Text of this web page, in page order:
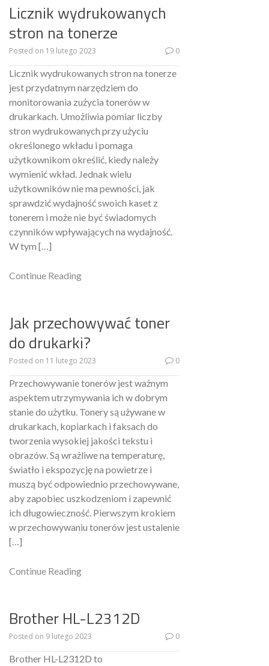
Licznik wydrukowanych
stron na tonerze
Posted on 19 lutego 2023 0
Licznik wydrukowanych stron na tonerze
jest przydatnym narzędziem do
monitorowania zużycia tonerów w
drukarkach. Umożliwia pomiar liczby
stron wydrukowanych przy użyciu
określonego wkładu i pomaga
użytkownikom określić, kiedy należy
wymienić wkład. Jednak wielu
użytkowników nie ma pewności, jak
sprawdzić wydajność swoich kaset z
tonerem i może nie być świadomych
czynników wpływających na wydajność.
W tym […]
Continue Reading
Jak przechowywać toner
do drukarki?
Posted on 11 lutego 2023 0
Przechowywanie tonerów jest ważnym
aspektem utrzymywania ich w dobrym
stanie do użytku. Tonery są używane w
drukarkach, kopiarkach i faksach do
tworzenia wysokiej jakości tekstu i
obrazów. Są wrażliwe na temperaturę,
światło i ekspozycję na powietrze i
muszą być odpowiednio przechowywane,
aby zapobiec uszkodzeniom i zapewnić
ich długowieczność. Pierwszym krokiem
w przechowywaniu tonerów jest ustalenie
[…]
Continue Reading
Brother HL-L2312D
Posted on 9 lutego 2023 0
Brother HL-L2312D to